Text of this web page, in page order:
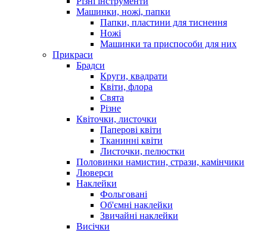
Машинки, ножі, папки
Папки, пластини для тиснення
Ножі
Машинки та приспособи для них
Прикраси
Брадси
Круги, квадрати
Квіти, флора
Свята
Різне
Квіточки, листочки
Паперові квіти
Тканинні квіти
Листочки, пелюстки
Половинки намистин, стрази, камінчики
Люверси
Наклейки
Фольговані
Об'ємні наклейки
Звичайні наклейки
Висічки